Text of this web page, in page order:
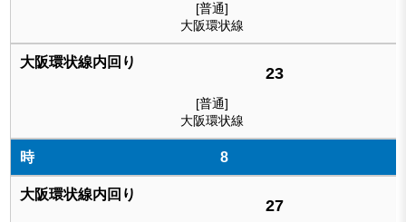
[普通]
大阪環状線
23
[普通]
大阪環状線
8
27